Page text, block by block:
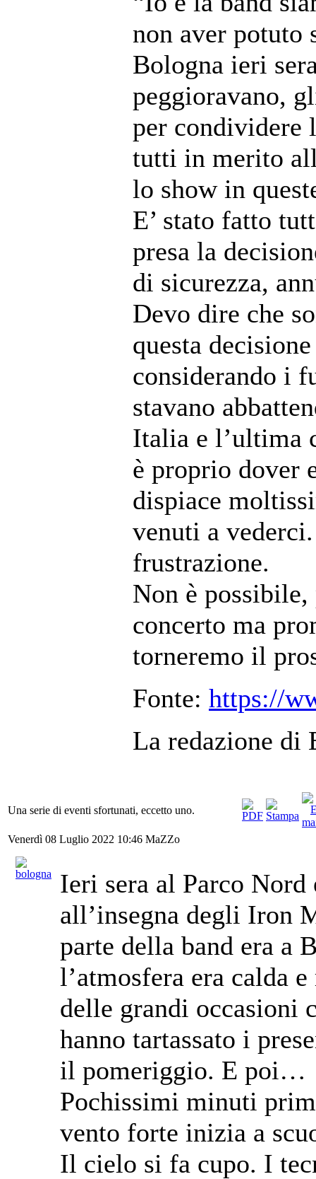
non aver potuto
Bologna ieri
peggioravano,
per condividere
tutti in merito
lo show in
E’ stato fatto
presa la
di sicurezza,
Devo dire che
questa
considerando i
stavano
Italia e l’ultima
è proprio dover
dispiace
venuti a
frustrazione.
Non è
concerto ma
torneremo il
Fonte: https://
La redazione di
Una serie di eventi sfortunati, eccetto uno.
Venerdì 08 Luglio 2022 10:46 MaZZo
Ieri sera al Parco
all’insegna degli Iron
parte della band era a
l’atmosfera era calda
delle grandi occasioni
hanno tartassato i
il pomeriggio. E poi…
Pochissimi minuti
vento forte inizia a
Il cielo si fa cupo. I